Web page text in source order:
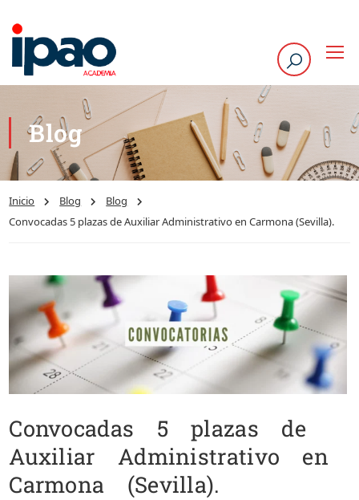
Blog
Inicio Blog
Blog
Convocadas 5 plazas de Auxiliar Administrativo en Carmona (Sevilla).
Convocadas 5 plazas de
Auxiliar Administrativo en
Carmona (Sevilla).